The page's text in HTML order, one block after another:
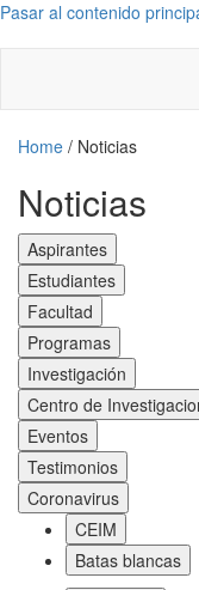
Pasar al contenido
Home / Noticias
Noticias
Aspirantes
Estudiantes
Facultad
Programas
Investigación
Centro de
Eventos
Testimonios
Coronavirus
CEIM
Batas blancas